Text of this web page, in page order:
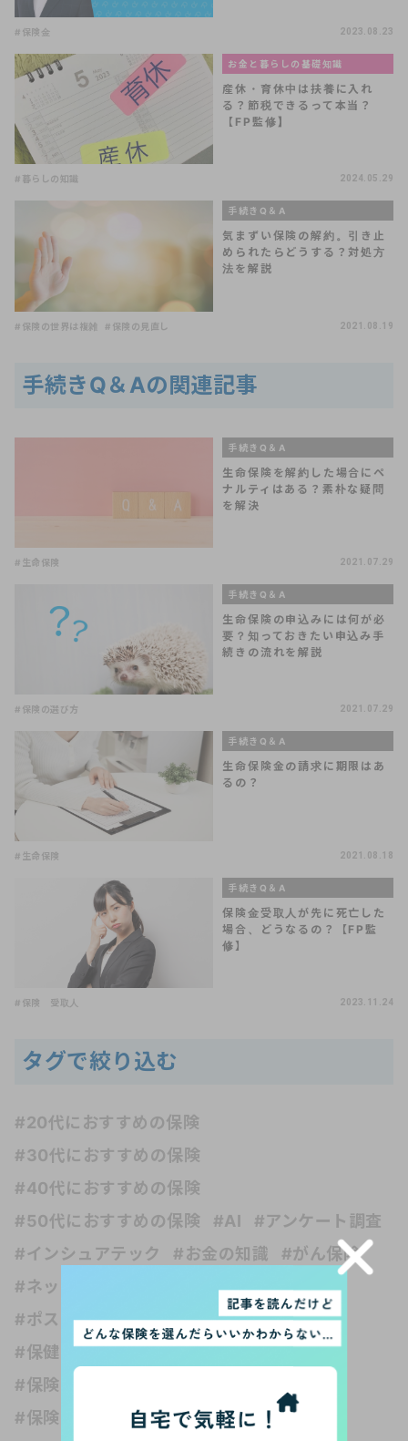
#保険金 2023.08.23
お金と暮らしの基礎知識
産休・育休中は扶養に入れ
る？節税できるって本当？
【FP監修】
#暮らしの知識 2024.05.29
手続きQ＆A
気まずい保険の解約。引き止
められたらどうする？対処方
法を解説
#保険の世界は複雑 #保険の見直し 2021.08.19
手続きQ＆Aの関連記事
手続きQ＆A
生命保険を解約した場合にペ
ナルティはある？素朴な疑問
を解決
#生命保険 2021.07.29
手続きQ＆A
生命保険の申込みには何が必
要？知っておきたい申込み手
続きの流れを解説
#保険の選び方 2021.07.29
手続きQ＆A
生命保険金の請求に期限はあ
るの？
#生命保険 2021.08.18
手続きQ＆A
保険金受取人が先に死亡した
場合、どうなるの？【FP監
修】
#保険 受取人 2023.11.24
タグで絞り込む
#20代におすすめの保険
#30代におすすめの保険
#40代におすすめの保険
#50代におすすめの保険
#AI
#アンケート調査
#インシュアテック
#お金の知識
#がん保険
#ネット保険
#フリーランス
#ペット保険
#ポスト・ホケニズムの生活考
#介護保険
#保健の種類
#保険 受取人
#保険 妊娠
#保険 独身
#保険どれくらい入る？
#保険と健康